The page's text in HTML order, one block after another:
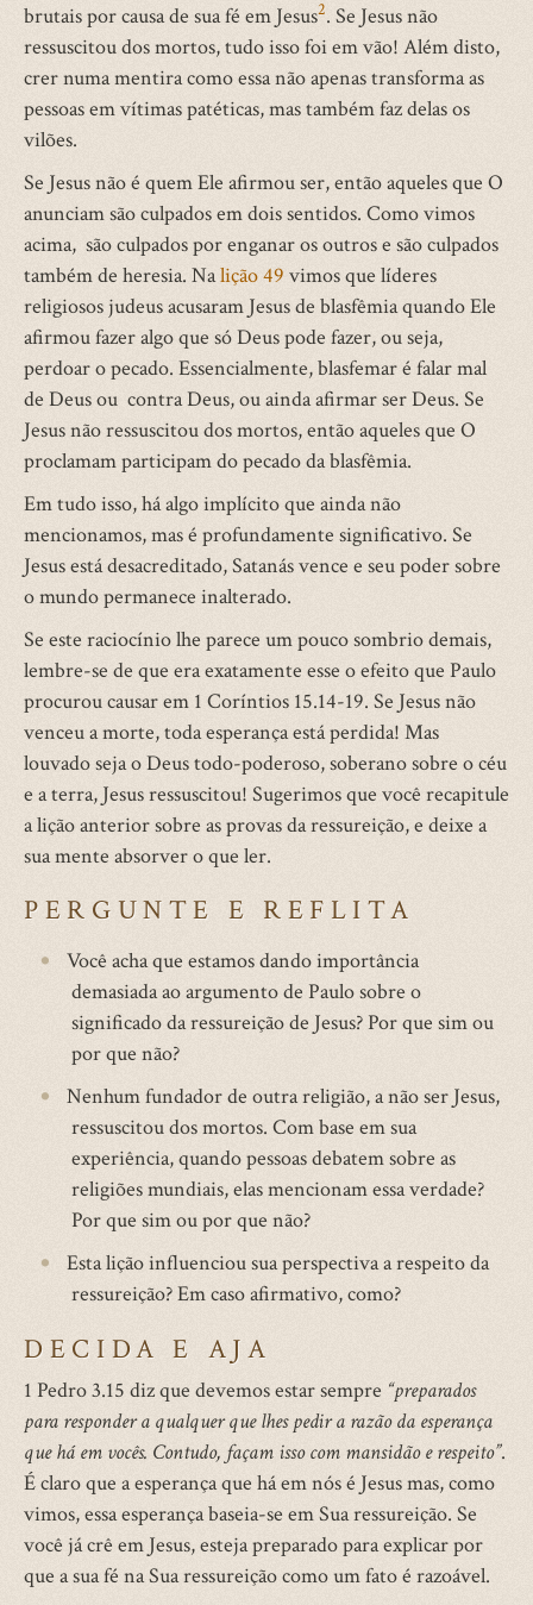
brutais por causa de sua fé em Jesus2. Se Jesus não
ressuscitou dos mortos, tudo isso foi em vão! Além disto,
crer numa mentira como essa não apenas transforma as
pessoas em vítimas patéticas, mas também faz delas os
vilões.
Se Jesus não é quem Ele afirmou ser, então aqueles que O
anunciam são culpados em dois sentidos. Como vimos
acima, são culpados por enganar os outros e são culpados
também de heresia. Nalição 49 vimos que líderes
religiosos judeus acusaram Jesus de blasfêmia quando Ele
afirmou fazer algo que só Deus pode fazer, ou seja,
perdoar o pecado. Essencialmente, blasfemar é falar mal
de Deus ou contra Deus, ou ainda afirmar ser Deus. Se
Jesus não ressuscitou dos mortos, então aqueles que O
proclamam participam do pecado da blasfêmia.
Em tudo isso, há algo implícito que ainda não
mencionamos, mas é profundamente significativo. Se
Jesus está desacreditado, Satanás vence e seu poder sobre
o mundo permanece inalterado.
Se este raciocínio lhe parece um pouco sombrio demais,
lembre-se de que era exatamente esse o efeito que Paulo
procurou causar em 1 Coríntios 15.14-19. Se Jesus não
venceu a morte, toda esperança está perdida! Mas
louvado seja o Deus todo-poderoso, soberano sobre o céu
e a terra, Jesus ressuscitou! Sugerimos que você recapitule
a lição anterior sobre as provas da ressureição, e deixe a
sua mente absorver o que ler.
PERGUNTE E REFLITA
Você acha que estamos dando importância
demasiada ao argumento de Paulo sobre o
significado da ressureição de Jesus? Por que sim ou
por que não?
Nenhum fundador de outra religião, a não ser Jesus,
ressuscitou dos mortos. Com base em sua
experiência, quando pessoas debatem sobre as
religiões mundiais, elas mencionam essa verdade?
Por que sim ou por que não?
Esta lição influenciou sua perspectiva a respeito da
ressureição? Em caso afirmativo, como?
DECIDA E AJA
1 Pedro 3.15 diz que devemos estar sempre “preparados
para responder a qualquer que lhes pedir a razão da esperança
que há em vocês. Contudo, façam isso com mansidão e respeito”.
É claro que a esperança que há em nós é Jesus mas, como
vimos, essa esperança baseia-se em Sua ressureição. Se
você já crê em Jesus, esteja preparado para explicar por
que a sua fé na Sua ressureição como um fato é razoável.